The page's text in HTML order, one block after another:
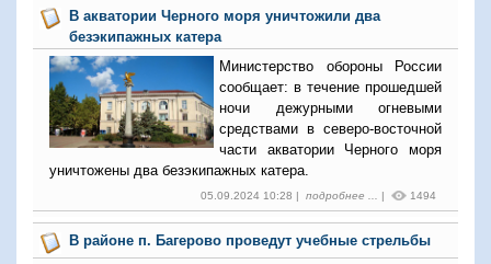
В акватории Черного моря уничтожили два
безэкипажных катера
Министерство обороны России
сообщает: в течение прошедшей
ночи дежурными огневыми
средствами в северо-восточной
части акватории Черного моря
уничтожены два безэкипажных катера.
05.09.2024 10:28 | подробнее ... | 1494
В районе п. Багерово проведут учебные стрельбы